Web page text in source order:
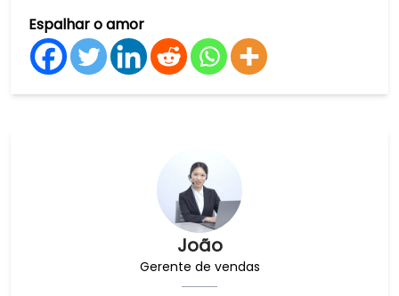
Espalhar o amor
João
Gerente de vendas